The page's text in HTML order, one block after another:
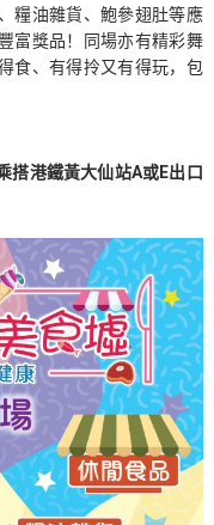
糧油雜貨、鮑參翅肚等應
富獎品！同場亦有精彩舞
食、有得拎又有得玩，包
搭港鐵黃大仙站A或E出口